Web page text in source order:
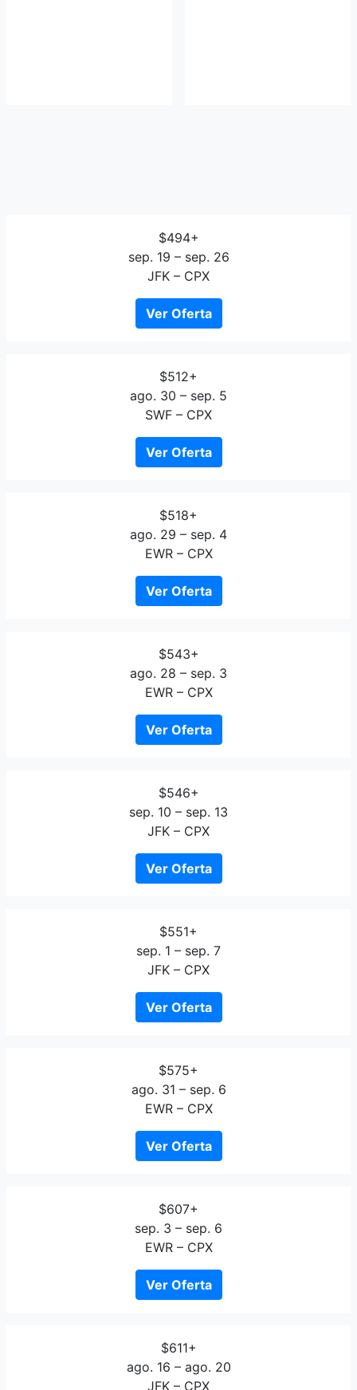
$494+
sep. 19 – sep. 26
JFK – CPX
Ver Oferta
$512+
ago. 30 – sep. 5
SWF – CPX
Ver Oferta
$518+
ago. 29 – sep. 4
EWR – CPX
Ver Oferta
$543+
ago. 28 – sep. 3
EWR – CPX
Ver Oferta
$546+
sep. 10 – sep. 13
JFK – CPX
Ver Oferta
$551+
sep. 1 – sep. 7
JFK – CPX
Ver Oferta
$575+
ago. 31 – sep. 6
EWR – CPX
Ver Oferta
$607+
sep. 3 – sep. 6
EWR – CPX
Ver Oferta
$611+
ago. 16 – ago. 20
JFK – CPX